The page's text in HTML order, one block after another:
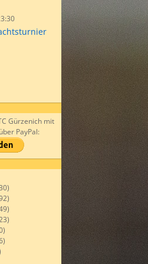
Gürzenich mit
PayPal: